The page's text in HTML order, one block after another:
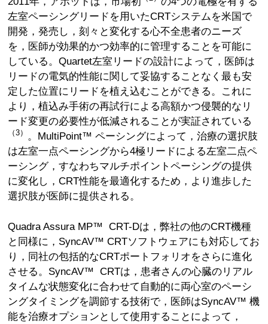
左室ペーシングリードを用いたCRTシステムを米国で
開発，発売し，刻々と変化する心不全患者のニーズ
を，医師が効果的かつ効率的に管理することを可能に
している。Quartet左室リードの設計によって，医師は
リードの電気的性能に関して妥協することなく最も安
定した位置にリードを植え込むことができる。これに
より，植込み手術の再試行による高額かつ侵襲的なリ
ード変更の必要性が低減されることが実証されている
（3）
。MultiPoint™ ペーシングによって，治療の選択肢
は左室一点ペーシングから4極リードによる左室二点ペ
ーシング，すなわちマルチポイントペーシングの提供
に変化し，CRT性能を最適化するため，より進歩した
選択肢が医師に提供される。
Quadra Assura MP™ CRT-Dは，弊社の他のCRT機種
と同様に，SyncAV™ CRTソフトウェアにも対応してお
り，同社の包括的なCRTポートフォリオをさらに進化
させる。SyncAV™ CRTは，患者さんの心臓のリアル
タイムな状態変化に合わせて自動的に両心室のペーシ
ングタイミングを調節する技術で，医師はSyncAV™ 機
能を治療オプションとして使用することによって，